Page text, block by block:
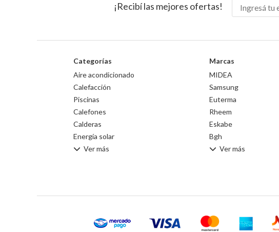
¡Recibí las mejores ofertas!
Categorías
Aire acondicionado
Calefacción
Piscinas
Calefones
Calderas
Energía solar
Ver más
Marcas
MIDEA
Samsung
Euterma
Rheem
Eskabe
Bgh
Ver más